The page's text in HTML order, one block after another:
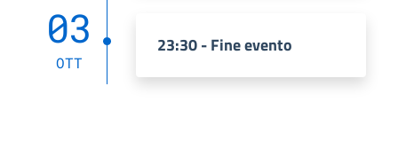
03
OTT
23:30 - Fine evento